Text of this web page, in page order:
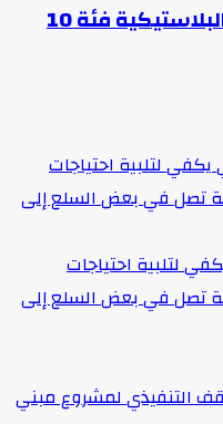
حقيقة وقف طباعة العملات البلاستيكية فئة 10
لتلبية احتياجات
تصل في بعض السلع إلى